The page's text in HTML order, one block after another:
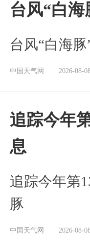
台风“白
台风“白海
中国天气网 2026-08-
追踪今年
息
追踪今年第
豚
中国天气网 2026-08-